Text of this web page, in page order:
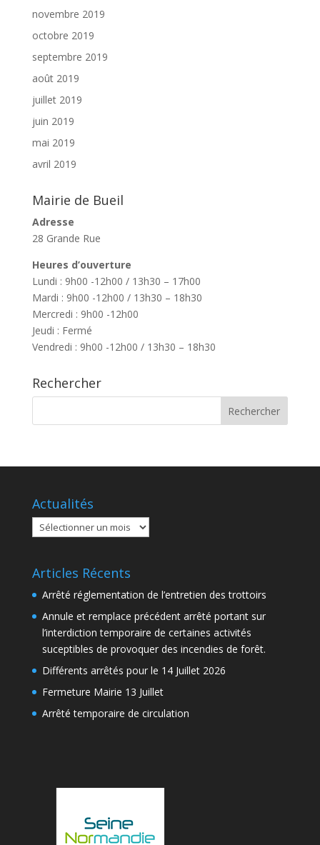
novembre 2019
octobre 2019
septembre 2019
août 2019
juillet 2019
juin 2019
mai 2019
avril 2019
Mairie de Bueil
Adresse
28 Grande Rue
Heures d’ouverture
Lundi : 9h00 -12h00 / 13h30 – 17h00
Mardi : 9h00 -12h00 / 13h30 – 18h30
Mercredi : 9h00 -12h00
Jeudi : Fermé
Vendredi : 9h00 -12h00 / 13h30 – 18h30
Rechercher
Actualités
Actualités
Articles Récents
Arrêté réglementation de l’entretien des trottoirs
Annule et remplace précédent arrêté portant sur
l’interdiction temporaire de certaines activités
suceptibles de provoquer des incendies de forêt.
Différents arrêtés pour le 14 Juillet 2026
Fermeture Mairie 13 Juillet
Arrêté temporaire de circulation